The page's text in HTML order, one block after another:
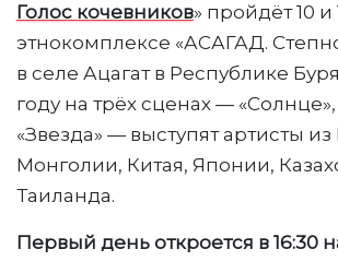
Голос кочевников» пройдёт 10 и
этнокомплексе «АСАГАД.
в селе Ацагат в Республике
году на трёх сценах — «Солнце»,
«Звезда» — выступят артисты
Монголии, Китая, Японии,
Таиланда.
Первый день откроется в 16:30